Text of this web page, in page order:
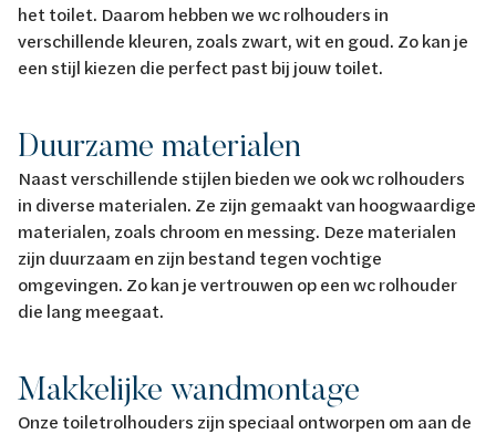
het toilet. Daarom hebben we wc rolhouders in
verschillende kleuren, zoals zwart, wit en goud. Zo kan je
een stijl kiezen die perfect past bij jouw toilet.
Duurzame materialen
Naast verschillende stijlen bieden we ook wc rolhouders
in diverse materialen. Ze zijn gemaakt van hoogwaardige
materialen, zoals chroom en messing. Deze materialen
zijn duurzaam en zijn bestand tegen vochtige
omgevingen. Zo kan je vertrouwen op een wc rolhouder
die lang meegaat.
Makkelijke wandmontage
Onze toiletrolhouders zijn speciaal ontworpen om aan de